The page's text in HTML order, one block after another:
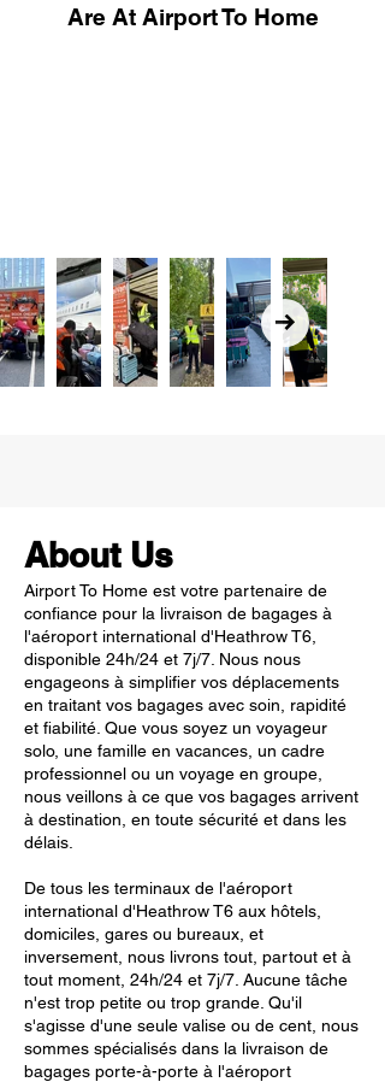
Are At Airport To Home
About Us
Airport To Home est votre partenaire de
confiance pour la livraison de bagages à
l'aéroport international d'Heathrow T6,
disponible 24h/24 et 7j/7. Nous nous
engageons à simplifier vos déplacements
en traitant vos bagages avec soin, rapidité
et fiabilité. Que vous soyez un voyageur
solo, une famille en vacances, un cadre
professionnel ou un voyage en groupe,
nous veillons à ce que vos bagages arrivent
à destination, en toute sécurité et dans les
délais.
De tous les terminaux de l'aéroport
international d'Heathrow T6 aux hôtels,
domiciles, gares ou bureaux, et
inversement, nous livrons tout, partout et à
tout moment, 24h/24 et 7j/7. Aucune tâche
n'est trop petite ou trop grande. Qu'il
s'agisse d'une seule valise ou de cent, nous
sommes spécialisés dans la livraison de
bagages porte-à-porte à l'aéroport